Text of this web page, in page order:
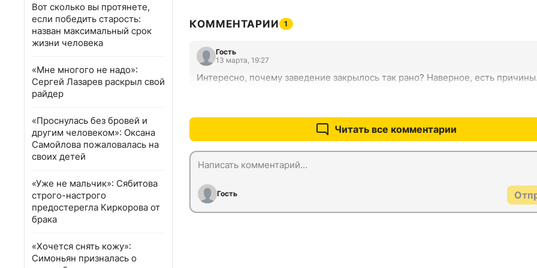
Вот сколько вы протянете,
если победить старость:
назван максимальный срок
жизни человека
«Мне многого не надо»:
Сергей Лазарев раскрыл свой
райдер
«Проснулась без бровей и
другим человеком»: Оксана
Самойлова пожаловалась на
своих детей
«Уже не мальчик»: Сябитова
строго-настрого
предостерегла Киркорова от
брака
«Хочется снять кожу»:
Симоньян призналась о
КОММЕНТАРИИ 1
Гость
13 марта, 19:27
Интересно, почему заведение закрылось так рано? Наверное, есть причины.
Читать все комментарии
Гость